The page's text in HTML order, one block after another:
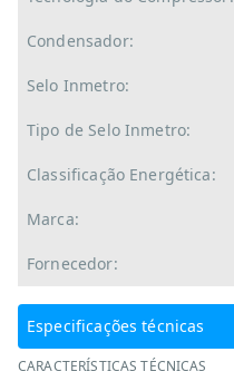
Condensador:
Selo Inmetro:
Tipo de Selo Inmetro:
Classificação Energética:
Marca:
Fornecedor:
Especificações técnicas
CARACTERÍSTICAS TÉCNICAS